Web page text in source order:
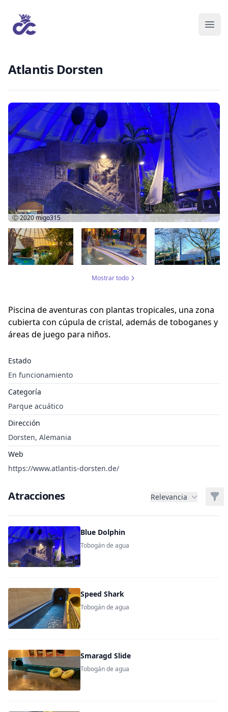
Atlantis Dorsten
Piscina de aventuras con plantas tropicales, una zona
cubierta con cúpula de cristal, además de toboganes y
áreas de juego para niños.
Estado
En funcionamiento
Categoría
Parque acuático
Dirección
Dorsten, Alemania
Web
https://www.atlantis-dorsten.de/
Ⓒ 2020migo315
Mostrar todo
Atracciones Relevancia
Blue Dolphin
Tobogán de agua
Speed Shark
Tobogán de agua
Smaragd Slide
Tobogán de agua